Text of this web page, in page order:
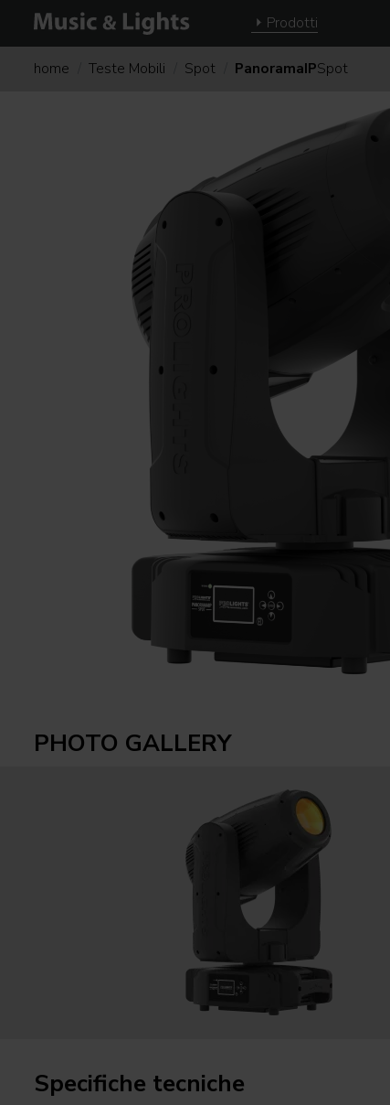
Prodotti
home Teste Mobili Spot PanoramaIPSpot
PHOTO GALLERY
Specifiche tecniche